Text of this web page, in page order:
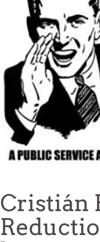
Cristián